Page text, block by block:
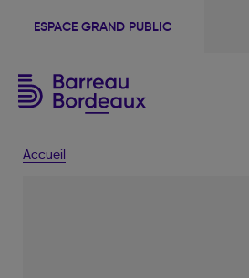
ESPACE GRAND PUBLIC
Accueil